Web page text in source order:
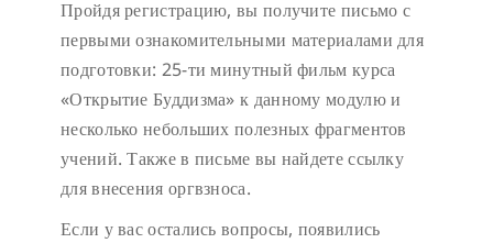
Пройдя регистрацию, вы получите письмо с
первыми ознакомительными материалами для
подготовки: 25-ти минутный фильм курса
«Открытие Буддизма» к данному модулю и
несколько небольших полезных фрагментов
учений. Также в письме вы найдете ссылку
для внесения оргвзноса.
Если у вас остались вопросы, появились